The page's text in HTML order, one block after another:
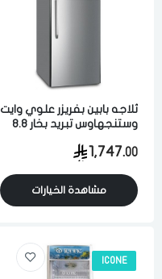
ثلاجه بابين بفريزر علوي وايت
وستنجهاوس تبريد بخار 8.8
1,747.00
مشاهدة الخيارات
ICONE